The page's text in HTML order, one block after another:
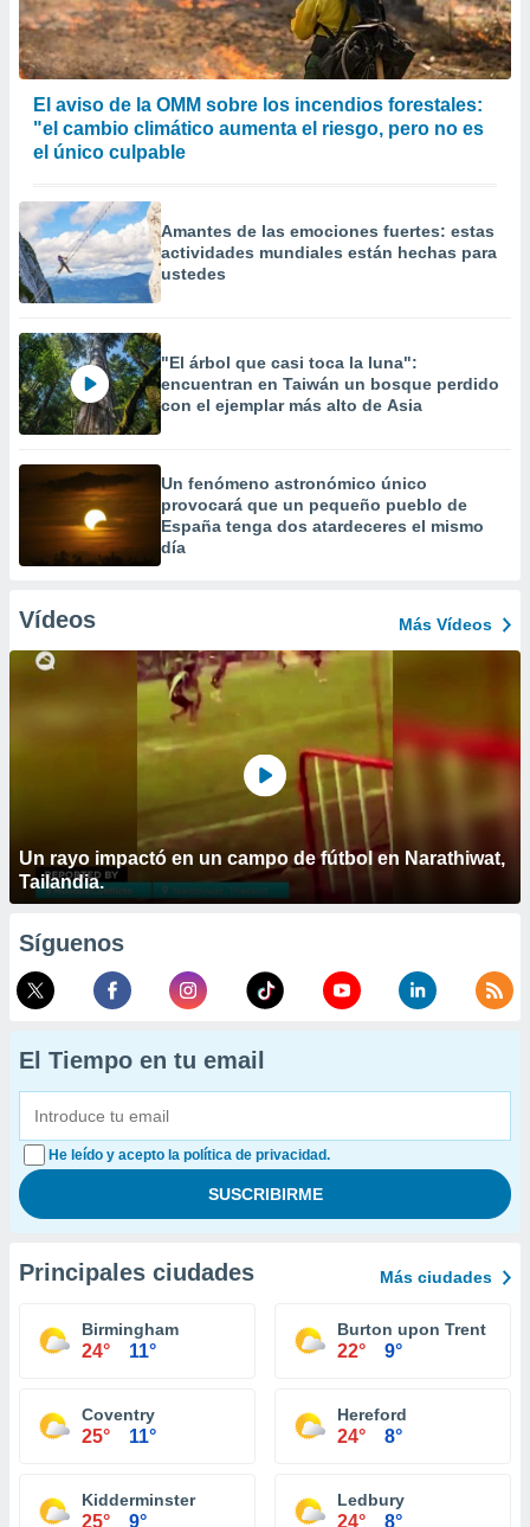
El aviso de la OMM sobre los incendios forestales:
"el cambio climático aumenta el riesgo, pero no es
el único culpable
Amantes de las emociones fuertes: estas
actividades mundiales están hechas para
ustedes
"El árbol que casi toca la luna":
encuentran en Taiwán un bosque perdido
con el ejemplar más alto de Asia
Un fenómeno astronómico único
provocará que un pequeño pueblo de
España tenga dos atardeceres el mismo
día
Vídeos Más Vídeos
Un rayo impactó en un campo de fútbol en Narathiwat,
Tailandia.
Síguenos
El Tiempo en tu email
He leído y acepto la política de privacidad.
Principales ciudades Más ciudades
Birmingham
24° 11°
Burton upon Trent
22° 9°
Coventry
25° 11°
Hereford
24° 8°
Kidderminster
25° 9°
Ledbury
24° 8°